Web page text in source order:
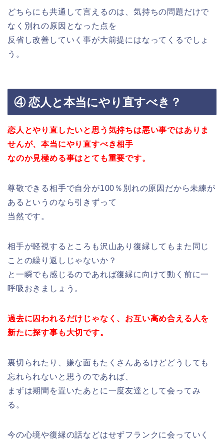
どちらにも共通して言えるのは、気持ちの問題だけで
なく別れの原因となった点を
反省し改善していく事が大前提にはなってくるでしょ
う。
④ 恋人と本当にやり直すべき？
恋人とやり直したいと思う気持ちは悪い事ではありま
せんが、本当にやり直すべき相手
なのか見極める事はとても重要です。
尊敬できる相手で自分が100％別れの原因だから未練が
あるというのなら引きずって
当然です。
相手が軽視するところも沢山あり復縁してもまた同じ
ことの繰り返しじゃないか？
と一瞬でも感じるのであれば復縁に向けて動く前に一
呼吸おきましょう。
過去に囚われるだけじゃなく、お互い高め合える人を
新たに探す事も大切です。
裏切られたり、嫌な面もたくさんあるけどどうしても
忘れられないと思うのであれば、
まずは期間を置いたあとに一度友達として会ってみ
る。
今の心境や復縁の話などはせずフランクに会っていく